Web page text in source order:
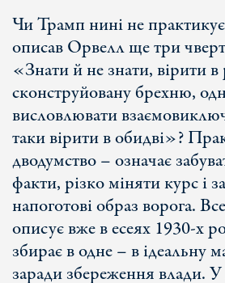
Чи Трамп нині не
описав Орвелл ще три
«Знати й не знати, вірити в
сконструйовану брехню,
висловлювати
таки вірити в обидві»?
дводумство – означає
факти, різко міняти курс і
напоготові образ ворога.
описує вже в есеях 1930-х
збирає в одне – в ідеальну
заради збереження влади. У